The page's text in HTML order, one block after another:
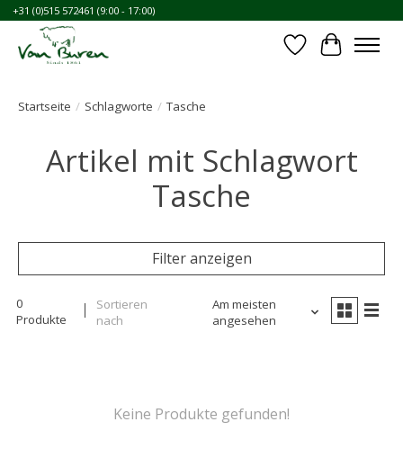
+31 (0)515 572461 (9:00 - 17:00)
Wunschzettel
Ihr
Startseite / Schlagworte / Tasche
Artikel mit Schlagwort
Tasche
Filter anzeigen
0
Produkte
Sortieren
nach
Am meisten
angesehen
Keine Produkte gefunden!